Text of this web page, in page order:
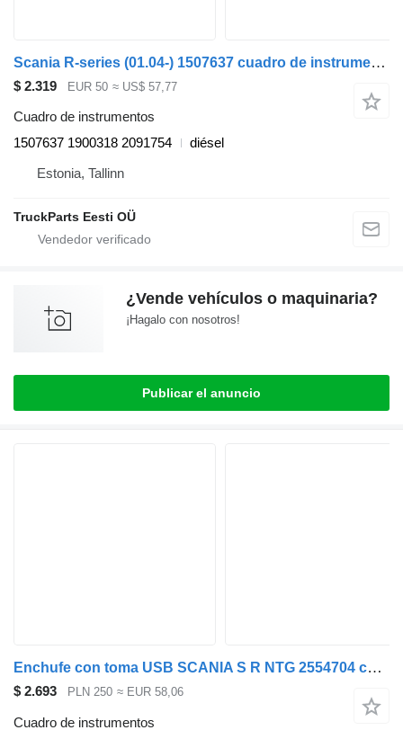
Scania R-series (01.04-) 1507637 cuadro de instrumentos para Scania P,G,R,T-series (2004-2017) cabeza tractora
$ 2.319 EUR 50 ≈ US$ 57,77
Cuadro de instrumentos
1507637 1900318 2091754
diésel
Estonia, Tallinn
TruckParts Eesti OÜ
¿Vende vehículos o maquinaria?
¡Hagalo con nosotros!
Publicar el anuncio
Enchufe con toma USB SCANIA S R NTG 2554704 cuadro de instrumentos para Scania S R NTG cabeza tractora
$ 2.693 PLN 250 ≈ EUR 58,06
Cuadro de instrumentos